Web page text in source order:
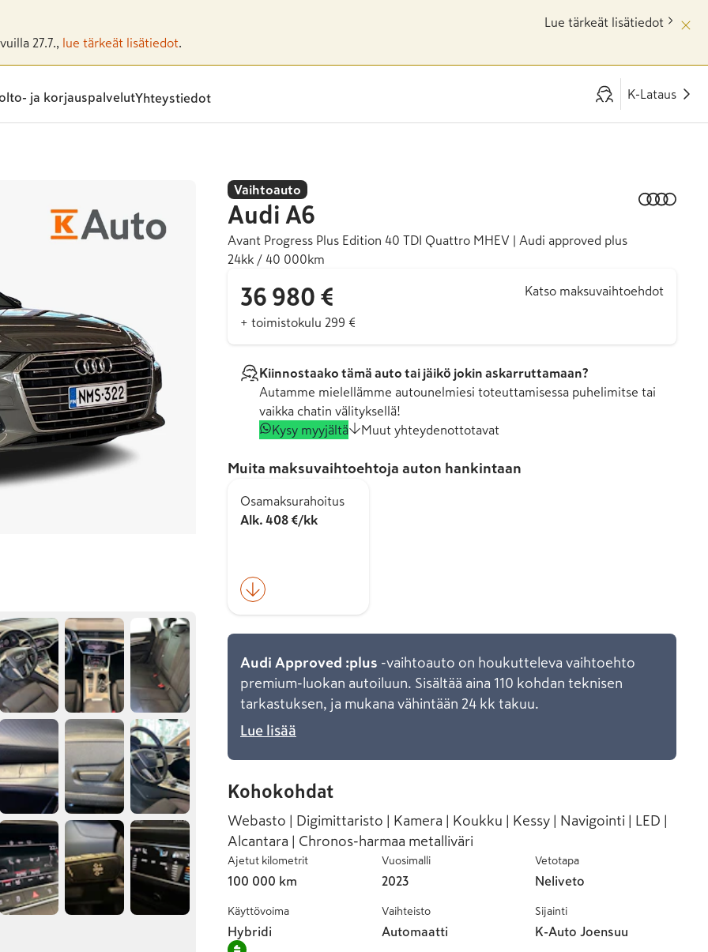
27.7., lue tärkeät lisätiedot
Lue tärkeät lisätiedot
ja korjauspalvelutYhteystiedot K-Lataus
Vaihtoauto
Audi A6
Avant Progress Plus Edition 40 TDI Quattro MHEV | Audi approved plus
24kk / 40 000km
36 980 €
+ toimistokulu 299 €
Katso maksuvaihtoehdot
Kiinnostaako tämä auto tai jäikö jokin askarruttamaan?
Autamme mielellämme autounelmiesi toteuttamisessa puhelimitse tai
vaikka chatin välityksellä!
Kysy myyjältä
Muut yhteydenottotavat
Muita maksuvaihtoehtoja auton hankintaan
Osamaksurahoitus
Alk. 408 €/kk
Audi Approved :plus -vaihtoauto on houkutteleva vaihtoehto
premium-luokan autoiluun. Sisältää aina 110 kohdan teknisen
tarkastuksen, ja mukana vähintään 24 kk takuu.
Lue lisää
Kohokohdat
Webasto | Digimittaristo | Kamera | Koukku | Kessy | Navigointi | LED |
Alcantara | Chronos-harmaa metalliväri
Ajetut kilometrit
100 000 km
Vuosimalli
2023
Vetotapa
Neliveto
Käyttövoima
Hybridi
Vaihteisto
Automaatti
Sijainti
K-Auto Joensuu